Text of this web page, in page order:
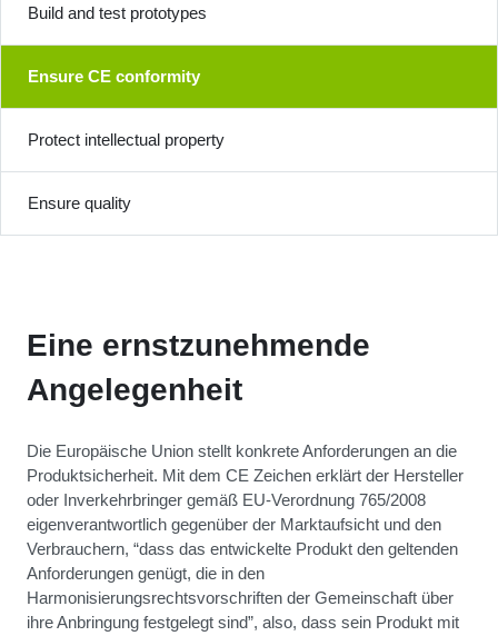
Build and test prototypes
Ensure CE conformity
Protect intellectual property
Ensure quality
Eine ernstzunehmende
Angelegenheit
Die Europäische Union stellt konkrete Anforderungen an die
Produktsicherheit. Mit dem CE Zeichen erklärt der Hersteller
oder Inverkehrbringer gemäß EU-Verordnung 765/2008
eigenverantwortlich gegenüber der Marktaufsicht und den
Verbrauchern, “dass das entwickelte Produkt den geltenden
Anforderungen genügt, die in den
Harmonisierungsrechtsvorschriften der Gemeinschaft über
ihre Anbringung festgelegt sind”, also, dass sein Produkt mit